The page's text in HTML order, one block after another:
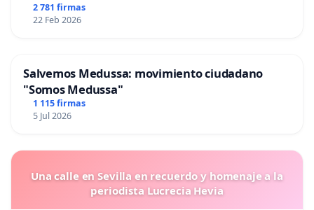
2 781 firmas
22 Feb 2026
Salvemos Medussa: movimiento ciudadano
"Somos Medussa"
1 115 firmas
5 Jul 2026
Una calle en Sevilla en recuerdo y homenaje a la
periodista Lucrecia Hevia